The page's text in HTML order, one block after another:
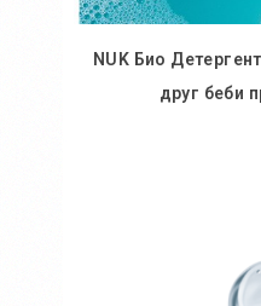
NUK Био
друг беби